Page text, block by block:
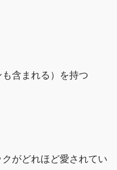
含まれる）を持つ
がどれほど愛されてい